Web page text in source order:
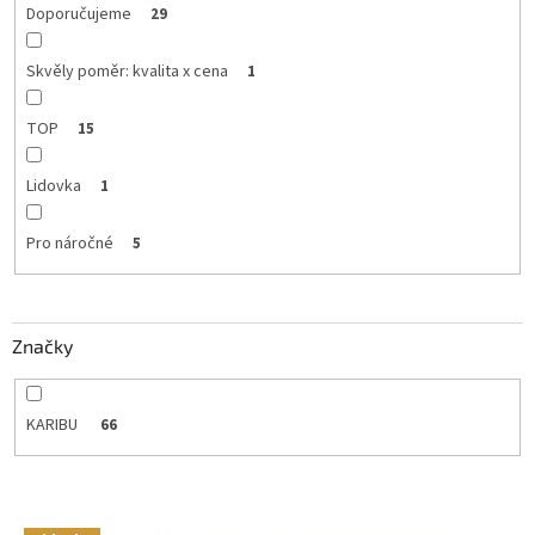
Doporučujeme 29
Skvěly poměr: kvalita x cena 1
TOP 15
Lidovka 1
Pro náročné 5
Značky
KARIBU 66
V